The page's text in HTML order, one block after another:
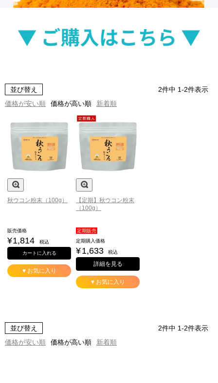
並び替え
価格が安い順
価格が高い順 新着順
2件中 1-2件表示
秋ウコン粉末（100g）
販売価格
¥1,814 税込
カートに入れる
♥ お気に入り
【定期】秋ウコン粉末
（100g）
定期販売
定期購入価格
¥1,633 税込
詳細を見る
♥ お気に入り
並び替え
価格が安い順
価格が高い順 新着順
2件中 1-2件表示